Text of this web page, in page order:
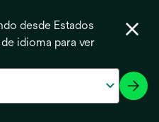
desde Estados
idioma para ver